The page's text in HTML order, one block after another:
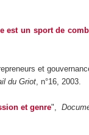
est un sport de
et
du Griot, n°16, 2003.
et genre",